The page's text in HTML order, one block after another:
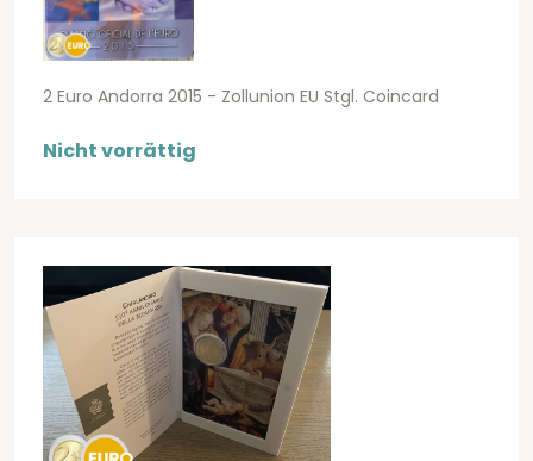
2 Euro Andorra 2015 - Zollunion EU Stgl. Coincard
Nicht vorrättig